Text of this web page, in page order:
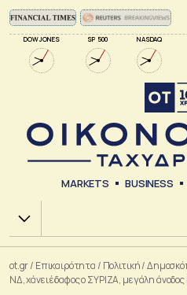
DOW JONES SP 500 NASDAQ
MARKETS BUSINESS
Χ.Α.
ot.gr/ Επικαιρότητα / Πολιτική/
ΝΔ, χάνει έδαφος ο ΣΥΡΙΖΑ, μεγάλη